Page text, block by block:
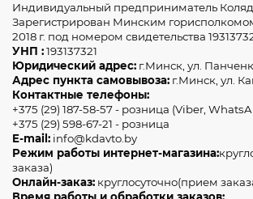
Индивидуальный предприниматель
Зарегистрирован Минским
2018 г. под номером свидетельства
УНП :193137321
Юридический адрес: г.Минск, ул.
Адрес пункта самовывоза: г.Минск, ул.
Контактные телефоны:
+375 (29) 187-58-57 - розница (Viber,
+375 (29) 598-67-21 - розница
E-mail: info@kdavto.by
Режим работы интернет-магазина:
заказа)
Онлайн-заказ: круглосуточно(прием